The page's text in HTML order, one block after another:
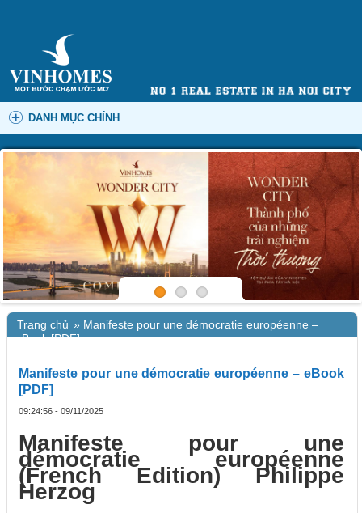
DANH MỤC CHÍNH
Trang chủ » Manifeste pour une démocratie européenne –
eBook [PDF]
Manifeste pour une démocratie européenne – eBook
[PDF]
09:24:56 - 09/11/2025
Manifeste pour une
démocratie européenne
(French Edition) Philippe
Herzog